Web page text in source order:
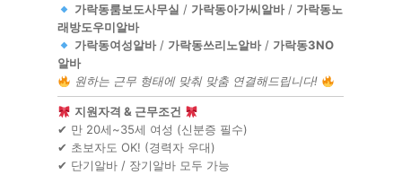
가락동룸보도사무실 / 가락동아가씨알바/ 가락동노
래방도우미알바
가락동여성알바/ 가락동쓰리노알바/ 가락동3NO
알바
원하는 근무 형태에 맞춰 맞춤 연결해드립니다!
지원자격 & 근무조건
✔ 만 20세~35세 여성 (신분증 필수)
✔ 초보자도 OK! (경력자 우대)
✔ 단기알바 / 장기알바 모두 가능